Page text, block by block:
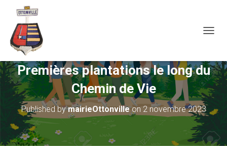
Premières plantations le long du
Chemin de Vie
Published bymairieOttonvilleon 2 novembre 2023